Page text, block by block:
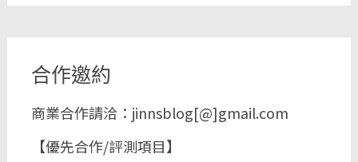
合作邀約
商業合作請洽：jinnsblog[@]gmail.com
【優先合作/評測項目】